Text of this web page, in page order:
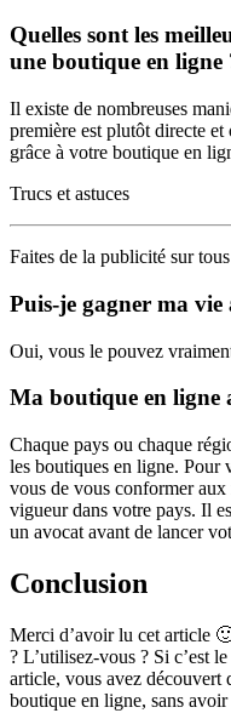
Quelles sont les
une boutique en ligne
Il existe de nombreuses
première est plutôt directe
grâce à votre boutique en
Trucs et astuces
Faites de la publicité sur
Puis-je gagner ma
Oui, vous le pouvez
Ma boutique en ligne
Chaque pays ou chaque
les boutiques en ligne. Pour
vous de vous conformer aux
vigueur dans votre pays. Il
un avocat avant de lancer
Conclusion
Merci d’avoir lu cet article
? L’utilisez-vous ? Si c’est
article, vous avez découvert
boutique en ligne, sans